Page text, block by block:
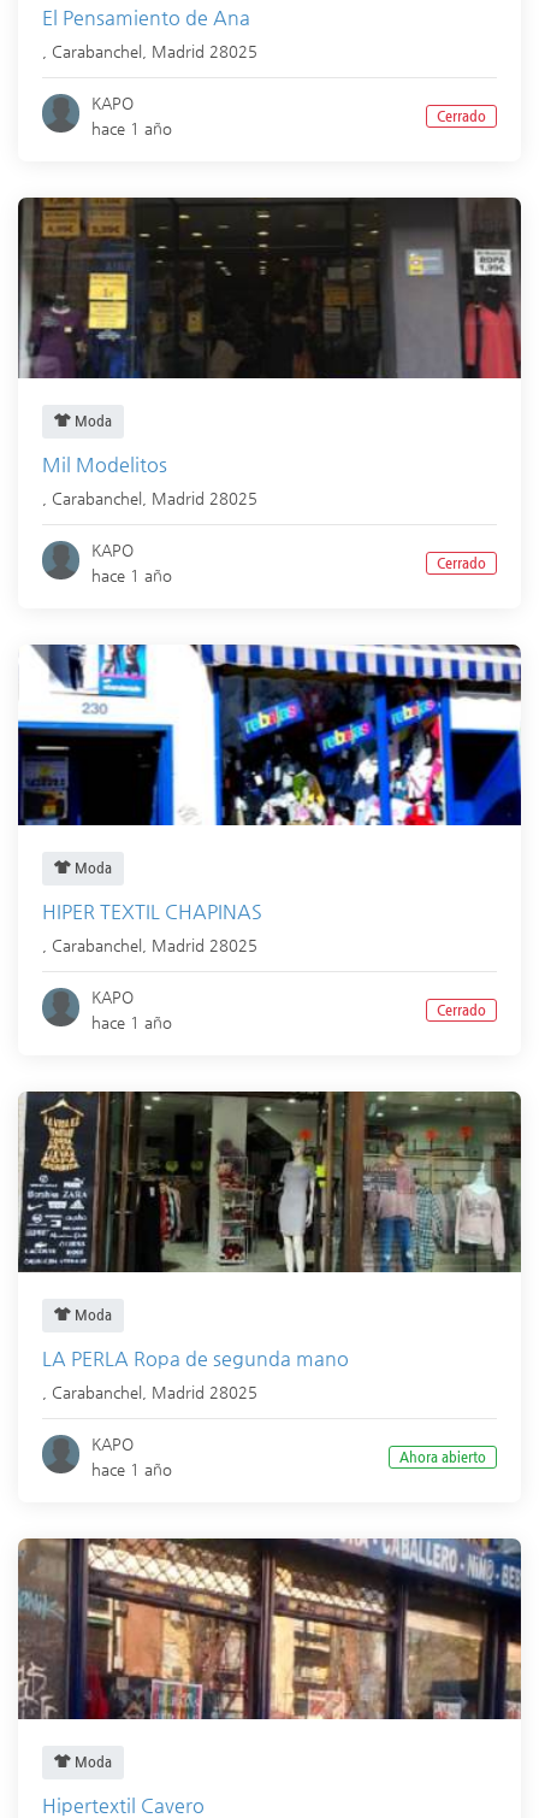
El Pensamiento de Ana
Carabanchel Madrid 28025
KAPO
hace 1 año
Cerrado
Moda
Mil Modelitos
Carabanchel Madrid 28025
KAPO
hace 1 año
Cerrado
Moda
HIPER TEXTIL CHAPINAS
Carabanchel Madrid 28025
KAPO
hace 1 año
Cerrado
Moda
LA PERLA Ropa de segunda mano
Carabanchel Madrid 28025
KAPO
hace 1 año
Ahora abierto
Moda
Hipertextil Cavero